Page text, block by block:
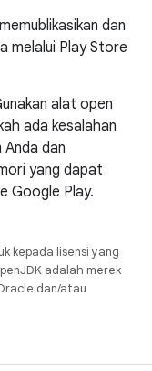
dan
melalui Play Store
alat open
ada kesalahan
dan
yang dapat
Google Play.
kepada lisensi yang
adalah merek
dan/atau